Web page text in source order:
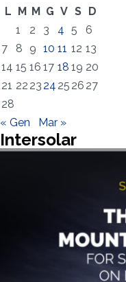
L M M G V S
D
1
2 3 4 5
6
7
8 9 10 11 12 13
14 15 16 17 18 19 20
21 22 23 24 25 26 27
28
« Gen
Mar »
Intersolar
Ho letto e accetto la